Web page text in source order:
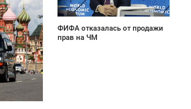
ФИФА отказалась от продажи
прав на ЧМ